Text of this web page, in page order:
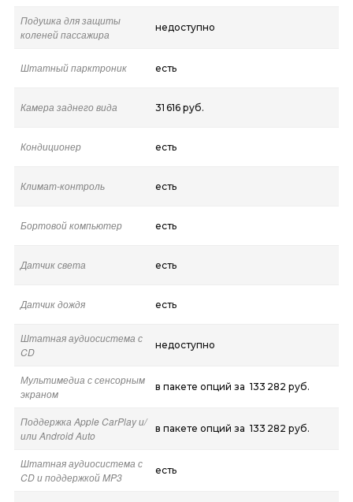
Подушка для защиты
коленей пассажира
недоступно
Штатный парктроник есть
Камера заднего вида 31 616 руб.
Кондиционер есть
Климат-контроль есть
Бортовой компьютер есть
Датчик света есть
Датчик дождя есть
Штатная аудиосистема с
CD
недоступно
Мультимедиа с сенсорным
экраном
в пакете опций за 133 282 руб.
Поддержка Apple CarPlay и/
или Android Auto
в пакете опций за 133 282 руб.
Штатная аудиосистема с
CD и поддержкой MP3
есть